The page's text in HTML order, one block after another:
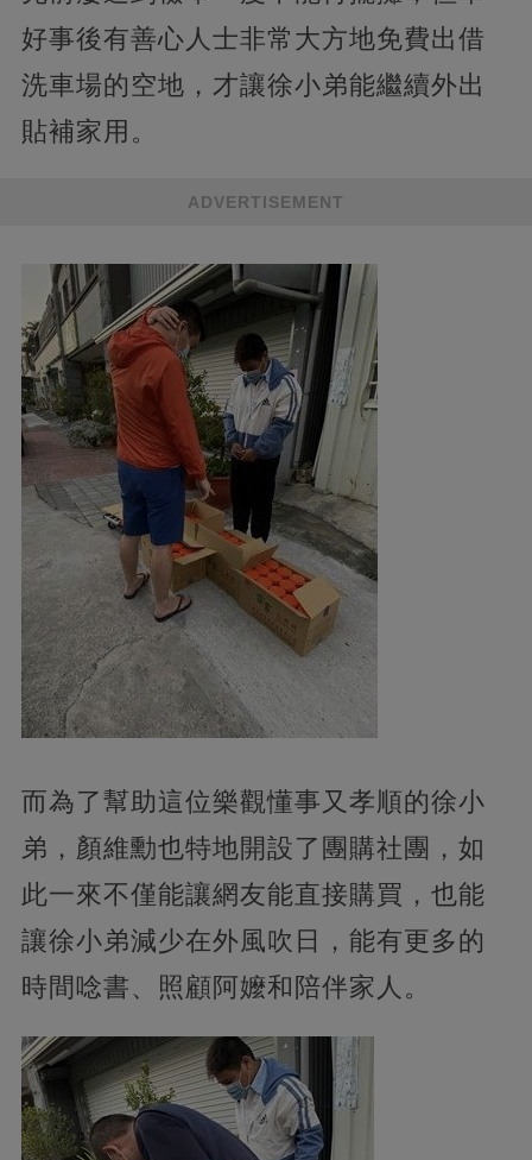
好事後有善心人士非常大方地免費出借
洗車場的空地，才讓徐小弟能繼續外出
貼補家用。
ADVERTISEMENT
而為了幫助這位樂觀懂事又孝順的徐小
弟，顏維勳也特地開設了團購社團，如
此一來不僅能讓網友能直接購買，也能
讓徐小弟減少在外風吹日，能有更多的
時間唸書、照顧阿嬤和陪伴家人。